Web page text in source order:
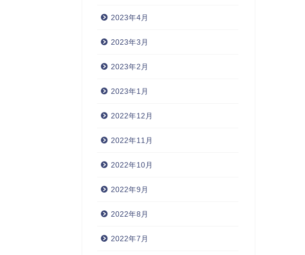
2023年4月
2023年3月
2023年2月
2023年1月
2022年12月
2022年11月
2022年10月
2022年9月
2022年8月
2022年7月